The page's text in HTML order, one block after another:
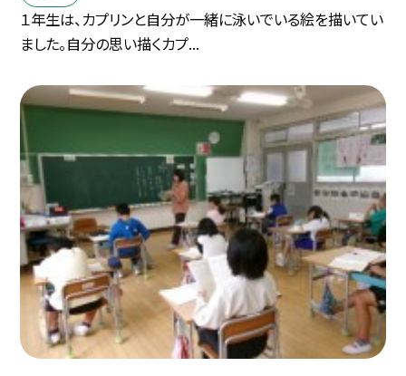
１年生は、カプリンと自分が一緒に泳いでいる絵を描いてい
ました。自分の思い描くカプ...